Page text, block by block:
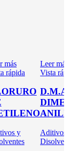
más
rápida
y
Leer más
Vista
D.M.A
Aditivos